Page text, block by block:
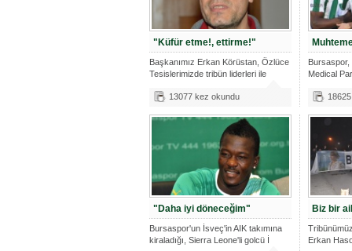
"Küfür etme!, ettirme!"
Başkanımız Erkan Körüstan, Özlüce
Tesislerimizde tribün liderleri ile
13077 kez okundu
Bursaspor,
Medical
"Daha iyi döneceğim"
Bursaspor'un İsveç'in AIK takımına
kiraladığı, Sierra Leone'li golcü İ
Biz bir
Erkan